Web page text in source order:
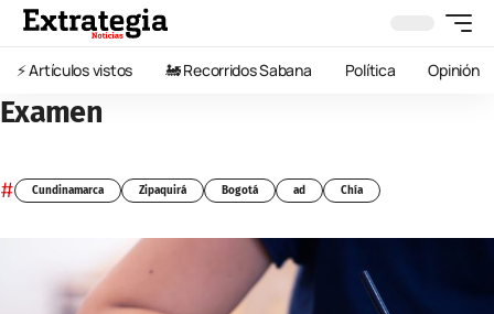
⚡️ Artículos vistos 🚂 Recorridos Sabana Política Opinión
Examen
# Cundinamarca Zipaquirá Bogotá ad Chía